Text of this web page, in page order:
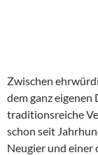
Zwischen
dem ganz
traditionsreiche
schon seit
Neugier und